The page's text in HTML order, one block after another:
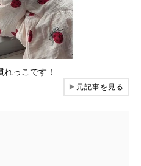
っこです！
▶元記事を見る